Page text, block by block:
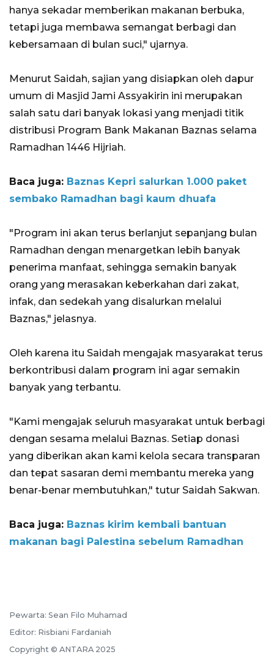
hanya sekadar memberikan makanan berbuka,
tetapi juga membawa semangat berbagi dan
kebersamaan di bulan suci," ujarnya.
Menurut Saidah, sajian yang disiapkan oleh dapur
umum di Masjid Jami Assyakirin ini merupakan
salah satu dari banyak lokasi yang menjadi titik
distribusi Program Bank Makanan Baznas selama
Ramadhan 1446 Hijriah.
Baca juga: Baznas Kepri salurkan 1.000 paket
sembako Ramadhan bagi kaum dhuafa
"Program ini akan terus berlanjut sepanjang bulan
Ramadhan dengan menargetkan lebih banyak
penerima manfaat, sehingga semakin banyak
orang yang merasakan keberkahan dari zakat,
infak, dan sedekah yang disalurkan melalui
Baznas," jelasnya.
Oleh karena itu Saidah mengajak masyarakat terus
berkontribusi dalam program ini agar semakin
banyak yang terbantu.
"Kami mengajak seluruh masyarakat untuk berbagi
dengan sesama melalui Baznas. Setiap donasi
yang diberikan akan kami kelola secara transparan
dan tepat sasaran demi membantu mereka yang
benar-benar membutuhkan," tutur Saidah Sakwan.
Baca juga: Baznas kirim kembali bantuan
makanan bagi Palestina sebelum Ramadhan
Pewarta: Sean Filo Muhamad
Editor: Risbiani Fardaniah
Copyright © ANTARA 2025